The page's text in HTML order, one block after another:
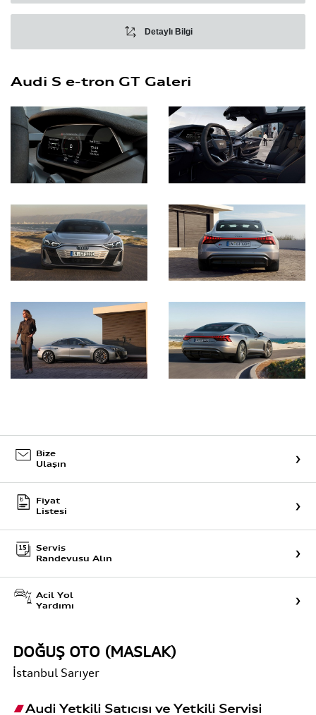
Detaylı Bilgi
Audi S e-tron GT Galeri
Bize
Ulaşın
Fiyat
Listesi
Servis
Randevusu Alın
Acil Yol
Yardımı
DOĞUŞ OTO (MASLAK)
İstanbul Sarıyer
Audi Yetkili Satıcısı ve Yetkili Servisi